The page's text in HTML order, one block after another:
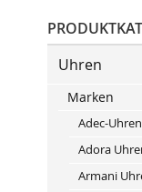
Uhren
Marken
Adec-Uhren
Adora
Armani